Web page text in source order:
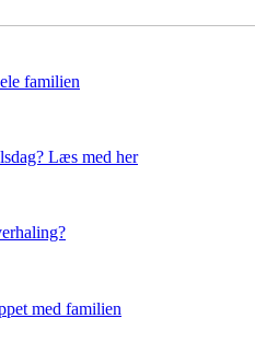
familien
Læs med her
med familien